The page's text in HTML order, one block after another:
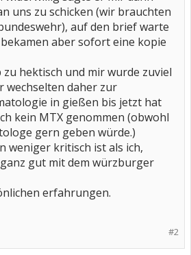
uns zu schicken (wir brauchten
auf den brief warte
aber sofort eine kopie
hektisch und mir wurde zuviel
wechselten daher zur
in gießen bis jetzt hat
kein MTX genommen (obwohl
gern geben würde.)
weniger kritisch ist als ich,
gut mit dem würzburger
erfahrungen.
#2